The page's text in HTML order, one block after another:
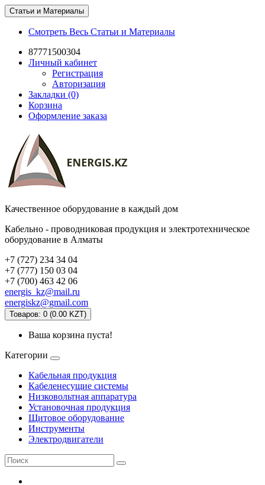
Статьи и Материалы
Смотреть Весь Статьи и Материалы
87771500304
Личный кабинет
Регистрация
Авторизация
Закладки (0)
Корзина
Оформление заказа
Качественное оборудование в каждый дом
Кабельно - проводниковая продукция и электротехническое
оборудование в Алматы
+7 (727) 234 34 04
+7 (777) 150 03 04
+7 (700) 463 42 06
energis_kz@mail.ru
energiskz@gmail.com
Товаров: 0 (0.00 KZT)
Ваша корзина пуста!
Категории
Кабельная продукция
Кабеленесущие системы
Низковольтная аппаратура
Установочная продукция
Щитовое оборудование
Инструменты
Электродвигатели